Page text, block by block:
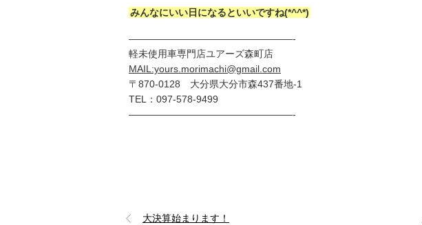
みんなにいい日になるといいですね(*^^*)
—————————————————-
軽未使用車専門店ユアーズ森町店
MAIL:yours.morimachi@gmail.com
〒870-0128 大分県大分市森437番地-1
TEL：097-578-9499
—————————————————-
大決算始まります！